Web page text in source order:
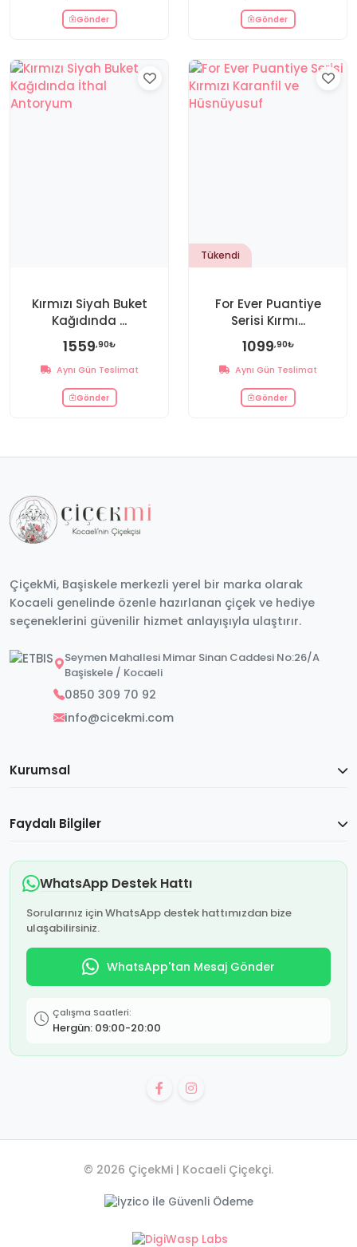
Gönder Gönder
Kırmızı Siyah Buket
Kağıdında ...
1559,90₺
Aynı Gün Teslimat
Gönder
Tükendi
For Ever Puantiye
Serisi Kırmı...
1099,90₺
Aynı Gün Teslimat
Gönder
ÇiçekMi, Başiskele merkezli yerel bir marka olarak
Kocaeli genelinde özenle hazırlanan çiçek ve hediye
seçeneklerini güvenilir hizmet anlayışıyla ulaştırır.
Seymen Mahallesi Mimar Sinan Caddesi No:26/A
Başiskele / Kocaeli
0850 309 70 92
info@cicekmi.com
Kurumsal
Faydalı Bilgiler
WhatsApp Destek Hattı
Sorularınız için WhatsApp destek hattımızdan bize
ulaşabilirsiniz.
WhatsApp'tan Mesaj Gönder
Çalışma Saatleri:
Hergün: 09:00-20:00
© 2026 ÇiçekMi | Kocaeli Çiçekçi.